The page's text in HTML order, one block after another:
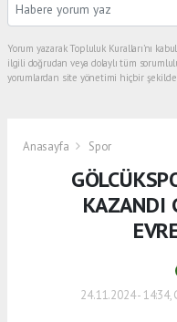
Yorum yazarak Topluluk Kuralları’nı
ilgili doğrudan veya dolaylı tüm
yorumlardan site yönetimi hiçbir
Anasayfa Spor
KAZANDI
24.11.2024 -